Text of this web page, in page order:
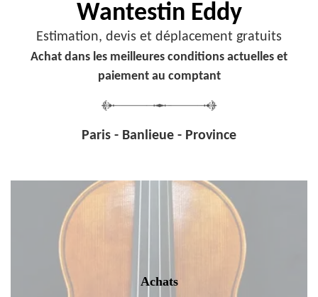
Wantestin Eddy
Estimation, devis et déplacement gratuits
Achat dans les meilleures conditions actuelles et
paiement au comptant
Paris - Banlieue - Province
Achats